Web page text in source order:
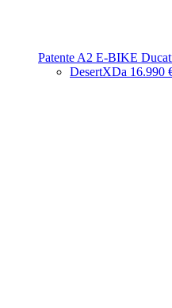
Patente A2 E-BIKE
DesertXDa 16.990